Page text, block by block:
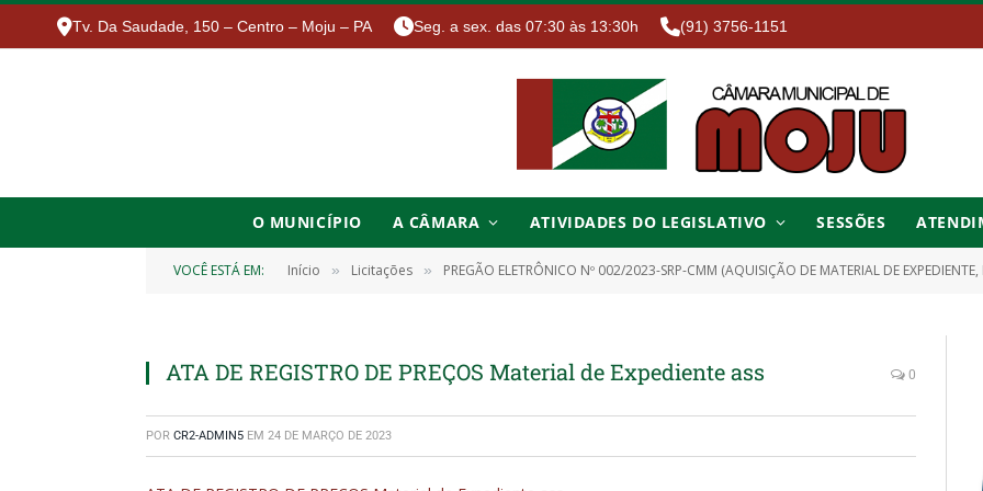
Tv. Da Saudade, 150 – Centro – Moju – PA Seg. a sex. das 07:30 às 13:30h (91) 3756-1151
O MUNICÍPIO A CÂMARA ATIVIDADES DO LEGISLATIVO SESSÕES
VOCÊ ESTÁ EM: Início » Licitações » PREGÃO ELETRÔNICO Nº 002/2023-SRP-CMM (AQUISIÇÃO DE MATERIAL DE EXPEDIENTE, PARA
ATA DE REGISTRO DE PREÇOS Material de Expediente ass 0
POR CR2-ADMIN5 EM 24 DE MARÇO DE 2023